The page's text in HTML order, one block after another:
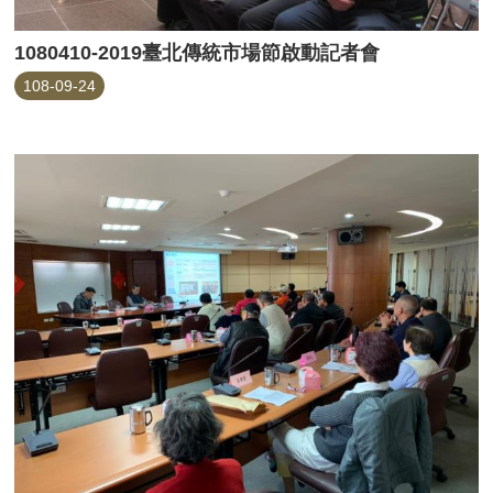
1080410-2019臺北傳統市場節啟動記者會
108-09-24